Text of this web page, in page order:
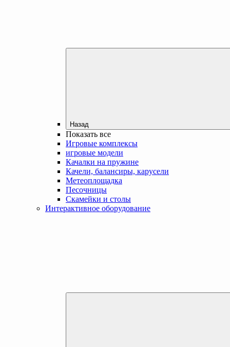
Назад
Показать все
Игровые комплексы
игровые модели
Качалки на пружине
Качели, балансиры, карусели
Метеоплощадка
Песочницы
Скамейки и столы
Интерактивное оборудование